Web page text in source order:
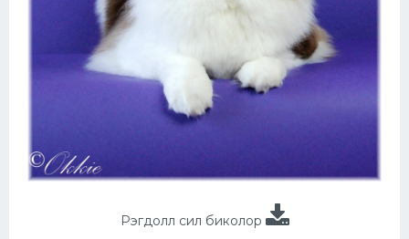
Рэгдолл сил биколор